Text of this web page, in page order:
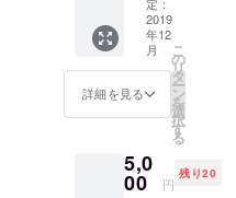
など
は、ご
指定致
しかね
ます。
2019
年12
月
詳細を見る
こ
の
リ
タ
ー
ン
を
選
択
す
る
5,0
00 円
残り20